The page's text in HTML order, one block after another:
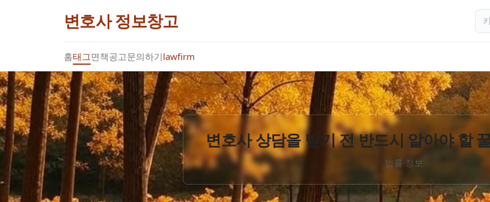
변호사 정보창고
홈태그면책공고문의하기lawfirm
변호사 상담을 받기 전 반드시 알아야 할
법률 정보